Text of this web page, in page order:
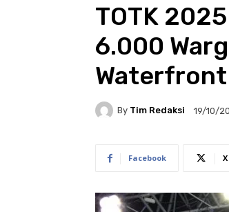
TOTK
6.000
By Tim Redaksi 19/10/
Facebook X